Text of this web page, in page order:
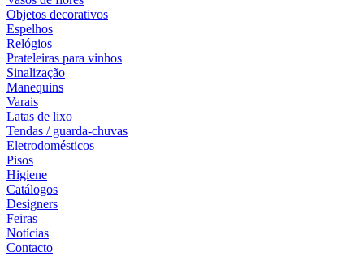
Objetos decorativos
Espelhos
Relógios
Prateleiras para vinhos
Sinalização
Manequins
Varais
Latas de lixo
Tendas / guarda-chuvas
Eletrodomésticos
Pisos
Higiene
Catálogos
Designers
Feiras
Notícias
Contacto